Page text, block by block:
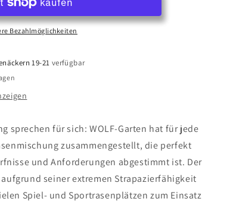
Bezahlmöglichkeiten
19-21 verfügbar
sprechen für sich: WOLF-Garten hat für jede
zusammengestellt, die perfekt
und Anforderungen abgestimmt ist. Der
seiner extremen Strapazierfähigkeit
Spiel- und Sportrasenplätzen zum Einsatz